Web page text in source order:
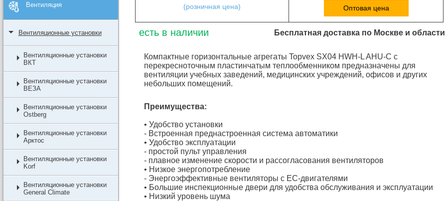
Вентиляция
Вентиляционные установки
Вентиляционные установки
ВКТ
Вентиляционные установки
ВЕЗА
Вентиляционные установки
Ostberg
Вентиляционные установки
Арктос
Вентиляционные установки
Korf
Вентиляционные установки
General Climate
(розничная цена) Оптовая цена
есть в наличии Бесплатная доставка по Москве и области
Компактные горизонтальные агрегаты Topvex SX04 HWH-L AHU-C с
перекресноточным пластинчатым теплообменником предназначены для
вентиляции учебных заведений, медицинских учреждений, офисов и других
небольших помещений.
Преимущества:
• Удобство установки
- Встроенная преднастроенная система автоматики
• Удобство эксплуатации
- простой пульт управления
- плавное изменение скорости и рассогласования вентиляторов
• Низкое энергопотребление
- Энергоэффективные вентиляторы с ЕС-двигателями
• Большие инспекционные двери для удобства обслуживания и эксплуатации
• Низкий уровень шума